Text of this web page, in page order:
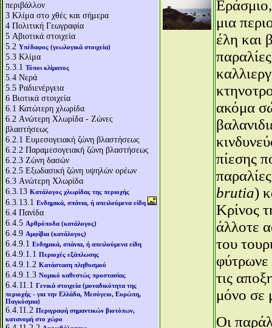
περιβάλλον
3 Κλίμα στο χθές και σήμερα
4 Πολιτική Γεωγραφία
5 Αβιοτικά στοιχεία
5.2 Υπέδαφος (γεωλογικά στοιχεία)
5.3 Κλίμα
5.3.1 Τύποι κλίματος
5.4 Νερά
5.5 Ραδιενέργεια
6 Βιοτικά στοιχεία
6.1 Κατώτερη χλωρίδα
6.2 Aνώτερη Χλωρίδα - Ζώνες
βλαστήσεως
6.2.1 Ευμεσογειακή ζώνη βλαστήσεως
6.2.2 Παραμεσογειακή ζώνη βλαστήσεως
6.2.3 Ζώνη δασών
6.2.5 Εξωδασική ζώνη υψηλών ορέων
6.3 Aνώτερη Χλωρίδα
6.3.13 Κατάλογος χλωρίδας της περιοχής
6.3.13.1 Ενδημικά, σπάνια, ή απειλούμενα είδη
6.4 Πανίδα
6.4.5 Αρθρόποδα (κατάλογος)
6.4.9 Αμφίβια (κατάλογος)
6.4.9.1 Ενδημικά, σπάνια, ή απειλούμενα είδη
6.4.9.1.1 Περιοχές εξάπλωσης
6.4.9.1.2 Κατάσταση πληθυσμού
6.4.9.1.3 Νομικό καθεστώς προστασίας
6.4.11.1 Γενικά στοιχεία (μοναδικότητα της
περιοχής - για την Ελλάδα, Μεσόγειο, Ευρώπη,
Παγκόσμια)
6.4.11.2 Περιγραφή σημαντικών βιοτόπων,
κατανομή στο χώρο
μια
έλη και
ακόμα
πίεσης
brutia)
Κρίνος
άλλοτε
του
φύτρωνε
τις
μόνο σε
Οι